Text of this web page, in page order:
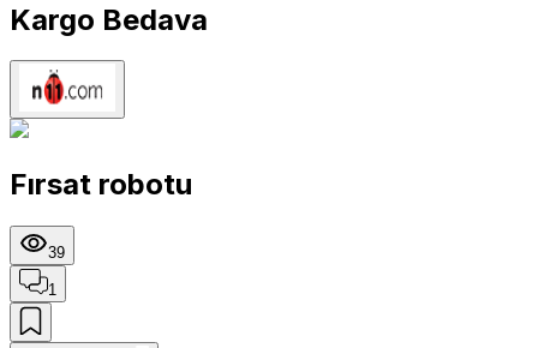
Kargo Bedava
Fırsat robotu
39
1